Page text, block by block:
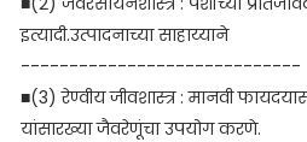
इत्यादी.उत्पादनाच्या साहाय्याने
-----------------------------
■(3) रेण्वीय जीवशास्त्र : मानवी
यांसारख्या जैवरेणूंचा उपयोग करणे.